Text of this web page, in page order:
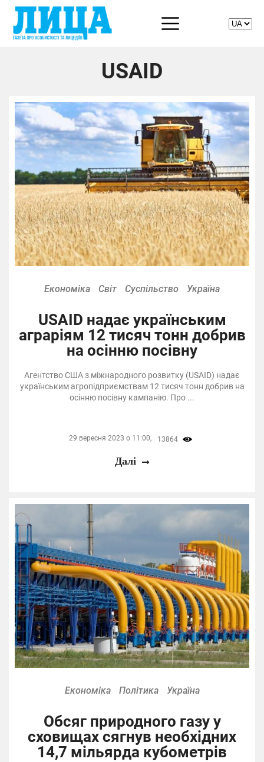
USAID
Економіка Світ Суспільство Україна
USAID надає українським
аграріям 12 тисяч тонн добрив
на осінню посівну
Агентство США з міжнародного розвитку (USAID) надає
українським агропідприємствам 12 тисяч тонн добрив на
осінню посівну кампанію. Про ...
29 вересня 2023 о 11:00, 13864
Далі
Економіка Політика Україна
Обсяг природного газу у
сховищах сягнув необхідних
14,7 мільярда кубометрів